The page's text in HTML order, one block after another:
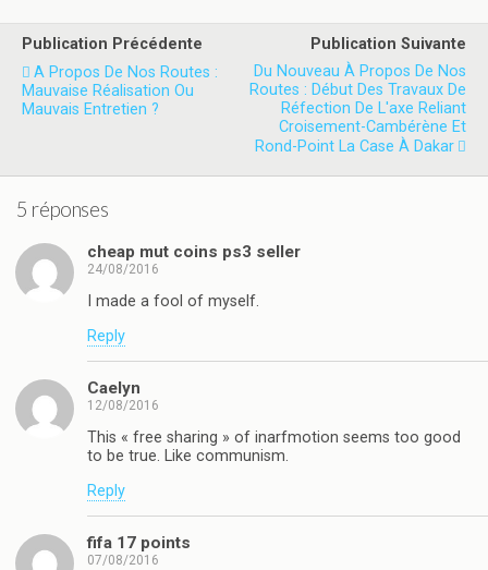
Publication Précédente
A Propos De Nos Routes :
Mauvaise Réalisation Ou
Mauvais Entretien ?
Publication Suivante
Du Nouveau À Propos De Nos
Routes : Début Des Travaux De
Réfection De L'axe Reliant
Croisement-Cambérène Et
Rond-Point La Case À Dakar
5 réponses
cheap mut coins ps3 seller
24/08/2016
I made a fool of myself.
Reply
Caelyn
12/08/2016
This « free sharing » of inarfmotion seems too good
to be true. Like communism.
Reply
fifa 17 points
07/08/2016